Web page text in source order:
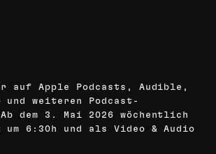
auf Apple Podcasts, Audible,
und weiteren Podcast-
dem 3. Mai 2026 wöchentlich
um 6:30h und als Video & Audio